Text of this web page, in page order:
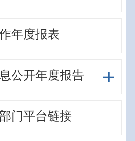
年度报表
公开年度报告
门平台链接